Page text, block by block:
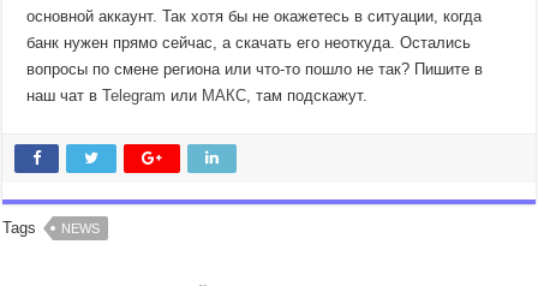
основной аккаунт. Так хотя бы не окажетесь в ситуации, когда
банк нужен прямо сейчас, а скачать его неоткуда. Остались
вопросы по смене региона или что-то пошло не так? Пишите в
наш чат вTelegram или МАКС , там подскажут.
Tags NEWS